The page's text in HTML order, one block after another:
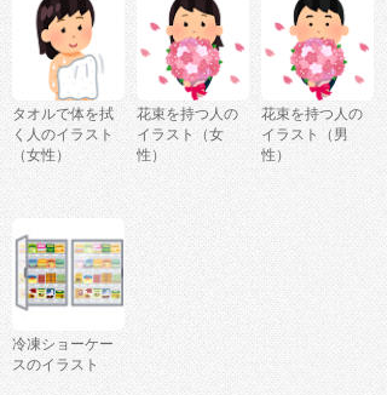
タオルで体を拭
く人のイラスト
（女性）
花束を持つ人の
イラスト（女
性）
花束を持つ人の
イラスト（男
性）
冷凍ショーケー
スのイラスト